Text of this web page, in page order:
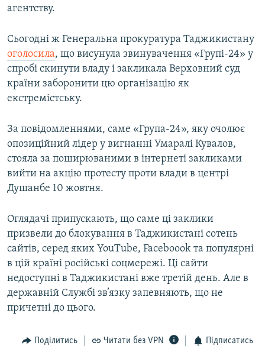
Усі сайти RFE/RL
агентству.
Сьогодні ж Генеральна прокуратура Таджикистану
оголосила, що висунула звинувачення «Групі-24» у
спробі скинути владу і закликала Верховний суд
країни заборонити цю організацію як
екстремістську.
За повідомленнями, саме «Група-24», яку очолює
опозиційний лідер у вигнанні Умаралі Кувалов,
стояла за поширюваними в інтернеті закликами
вийти на акцію протесту проти влади в центрі
Душанбе 10 жовтня.
Оглядачі припускають, що саме ці заклики
призвели до блокування в Таджикистані сотень
сайтів, серед яких YouTube, Faceboook та популярні
в цій країні російські соцмережі. Ці сайти
недоступні в Таджикистані вже третій день. Але в
державній Службі зв’язку запевняють, що не
причетні до цього.
Поділитись Читати без VPN Підписатись